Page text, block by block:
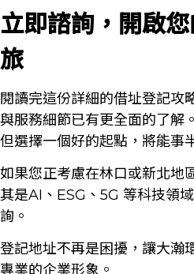
立即諮詢，開啟
旅
閱讀完這份詳細的借址登記攻
與服務細節已有更全面的了解
但選擇一個好的起點，將能事
如果您正考慮在林口或新北地
其是AI、ESG、5G 等科技領
詢。
登記地址不再是困擾，讓大瀚
專業的企業形象。